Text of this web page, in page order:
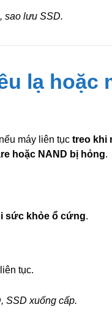
sao lưu SSD.
lạ hoặc
máy liên tụctreo khi
hoặc NAND bị hỏng.
sức khỏe ổ cứng.
tục.
SSD xuống cấp.